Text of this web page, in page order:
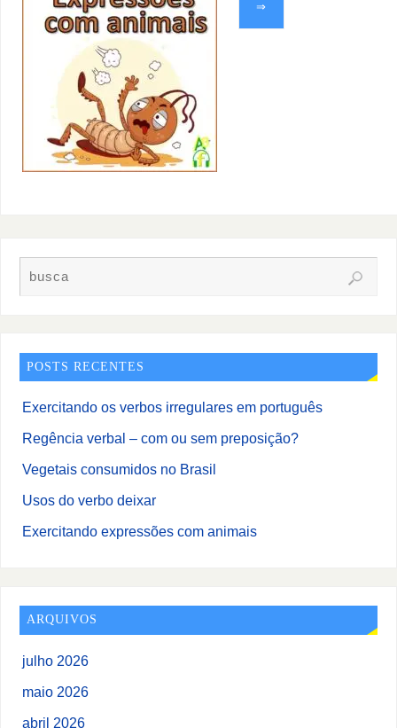
⇒
POSTS RECENTES
Exercitando os verbos irregulares em português
Regência verbal – com ou sem preposição?
Vegetais consumidos no Brasil
Usos do verbo deixar
Exercitando expressões com animais
ARQUIVOS
julho 2026
maio 2026
abril 2026